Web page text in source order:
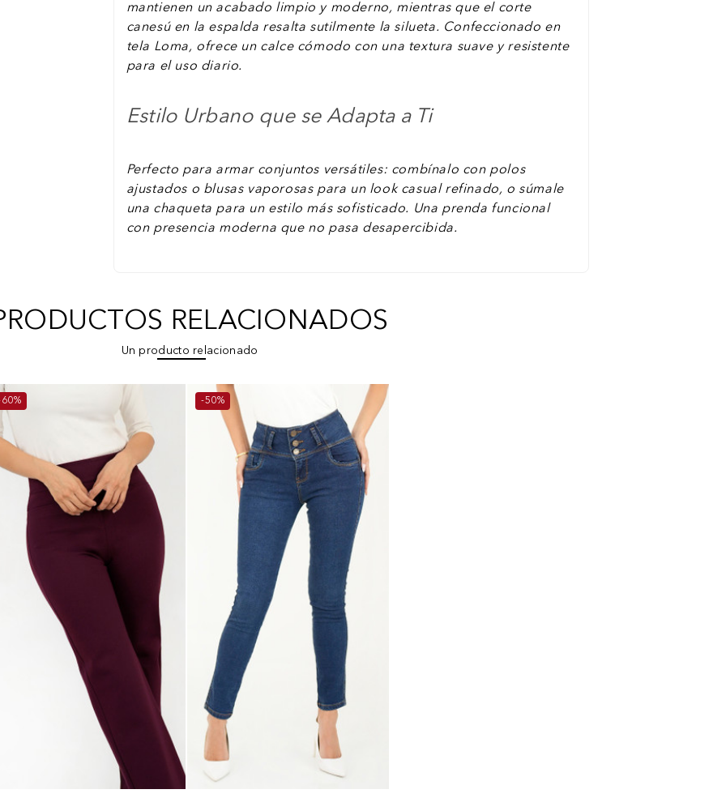
mantienen un acabado limpio y moderno, mientras que el corte
canesú en la espalda resalta sutilmente la silueta. Confeccionado en
tela Loma, ofrece un calce cómodo con una textura suave y resistente
para el uso diario.
Estilo Urbano que se Adapta a Ti
Perfecto para armar conjuntos versátiles: combínalo con polos
ajustados o blusas vaporosas para un look casual refinado, o súmale
una chaqueta para un estilo más sofisticado. Una prenda funcional
con presencia moderna que no pasa desapercibida.
RELACIONADOS
Un producto relacionado
-50%